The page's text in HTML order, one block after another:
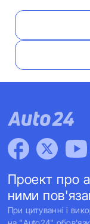
Проект про
ними
При цитуванні і